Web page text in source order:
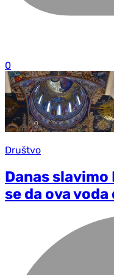
0
Društvo
Danas
se da ova